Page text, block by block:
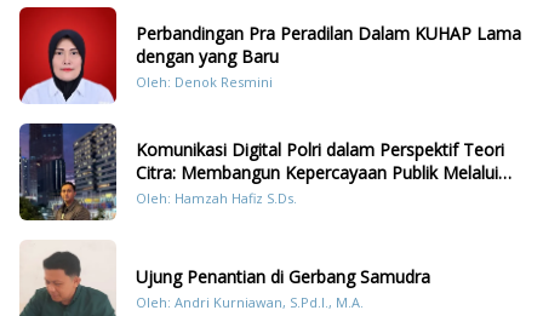
Perbandingan Pra Peradilan Dalam KUHAP Lama
dengan yang Baru
Oleh: Denok Resmini
Komunikasi Digital Polri dalam Perspektif Teori
Citra: Membangun Kepercayaan Publik Melalui
Konten Humanis Kesiapsiagaan Bencana di
Oleh: Hamzah Hafiz S.Ds.
Ujung Penantian di Gerbang Samudra
Oleh: Andri Kurniawan, S.Pd.I., M.A.